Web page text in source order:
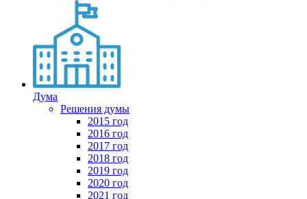
Дума
Решения думы
2015 год
2016 год
2017 год
2018 год
2019 год
2020 год
2021 год